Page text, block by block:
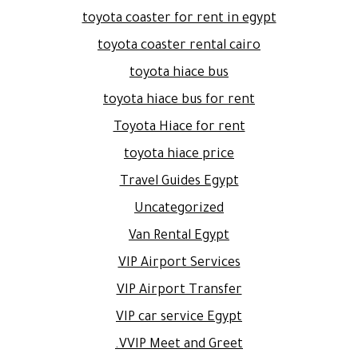
toyota coaster for rent in egypt
toyota coaster rental cairo
toyota hiace bus
toyota hiace bus for rent
Toyota Hiace for rent
toyota hiace price
Travel Guides Egypt
Uncategorized
Van Rental Egypt
VIP Airport Services
VIP Airport Transfer
VIP car service Egypt
VVIP Meet and Greet.